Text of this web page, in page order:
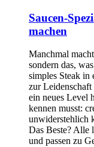
Saucen-
machen
Manchmal
sondern das,
simples Steak in
zur
ein neues Level
kennen musst:
unwiderstehlich
Das Beste? Alle
und passen zu